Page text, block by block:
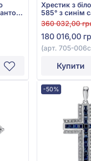
Хрестик з
585° з синім
0,14ct та
0,59ct, арт.
360 032,00
180 016,00
(арт. 705-
Купити
-50%